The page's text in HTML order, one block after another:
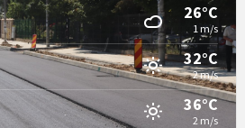
26°C
1 m/s
32°C
2 m/s
36°C
2 m/s